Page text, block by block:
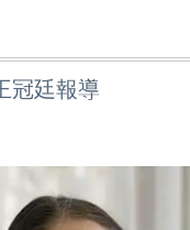
冠廷報導